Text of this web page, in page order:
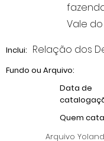
Vale
Inclui: Relação dos
Fundo ou Arquivo:
Data de
Quem
Arquivo